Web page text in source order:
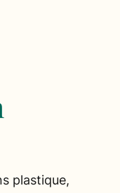
plastique,